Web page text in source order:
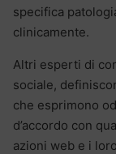
specifica
clinicamente.
Altri esperti di
sociale,
che esprimono
d’accordo con
azioni web e i